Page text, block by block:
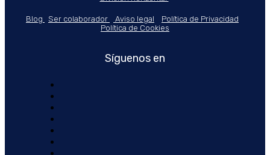
Blog Ser colaborador Aviso legal
Política de Privacidad
Política de Cookies
Síguenos en